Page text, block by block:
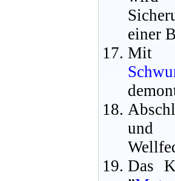
einer
Mit
und
Das